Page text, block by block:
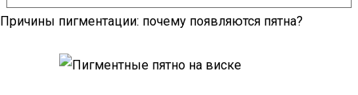
Причины пигментации: почему появляются пятна?